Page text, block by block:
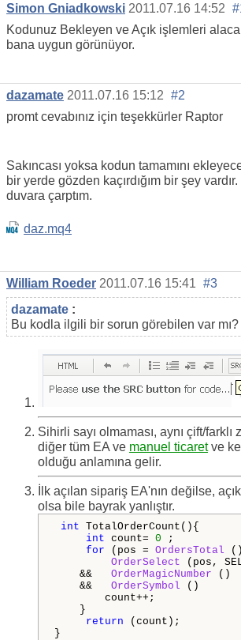
Simon Gniadkowski 2011.07.16 14:52
Kodunuz Bekleyen ve Açık işlemleri
bana uygun görünüyor.
dazamate 2011.07.16 15:12 #2
promt cevabınız için teşekkürler Raptor
Sakıncası yoksa kodun tamamını
bir yerde gözden kaçırdığım bir şey
duvara çarptım.
daz.mq4
William Roeder 2011.07.16 15:41 #3
dazamate :
Bu kodla ilgili bir sorun görebilen var mı?
Sihirli sayı olmaması, aynı çift/
diğer tüm EA ve manuel ticaretve
olduğu anlamına gelir.
İlk açılan sipariş EA'nın değilse,
olsa bile bayrak yanlıştır.
int TotalOrderCount(){
int count= 0 ;
for (pos = OrdersTotal
OrderSelect (pos,
&& OrderMagicNumber ()
&& OrderSymbol ()
count++;
}
return (count);
}